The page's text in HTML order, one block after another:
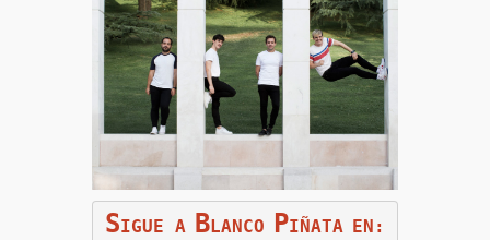
SIGUE A BLANCO PIÑATA EN: